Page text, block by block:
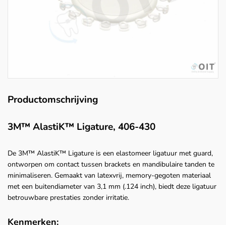
Productomschrijving
3M™ AlastiK™ Ligature, 406-430
De 3M™ AlastiK™ Ligature is een elastomeer ligatuur met guard,
ontworpen om contact tussen brackets en mandibulaire tanden te
minimaliseren. Gemaakt van latexvrij, memory-gegoten materiaal
met een buitendiameter van 3,1 mm (.124 inch), biedt deze ligatuur
betrouwbare prestaties zonder irritatie.
Kenmerken: